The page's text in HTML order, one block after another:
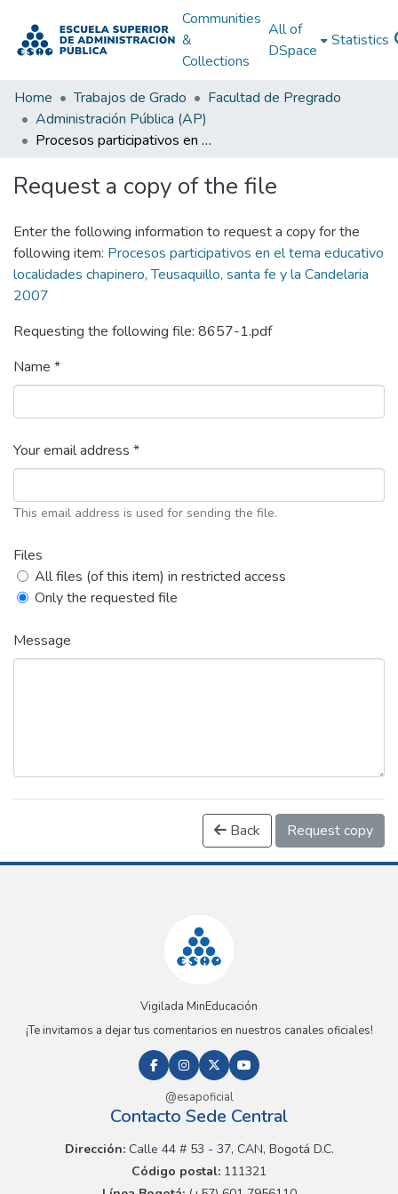
Communities
&
Collections
All of
DSpace
Statistics
Home Trabajos de Grado
Facultad de Pregrado
Administración Pública (AP)
Procesos participativos en el tema educativo localidades chapinero, Teusaquillo, santa fe y la Candelaria 2007
Request a copy of the file
Enter the following information to request a copy for the
following item: Procesos participativos en el tema educativo
localidades chapinero, Teusaquillo, santa fe y la Candelaria
2007
Requesting the following file: 8657-1.pdf
Name *
Your email address *
This email address is used for sending the file.
Files
All files (of this item) in restricted access
Only the requested file
Message
Back Request copy
Vigilada MinEducación
¡Te invitamos a dejar tus comentarios en nuestros canales oficiales!
@esapoficial
Contacto Sede Central
Dirección:Calle 44 # 53 - 37, CAN, Bogotá D.C.
Código postal: 111321